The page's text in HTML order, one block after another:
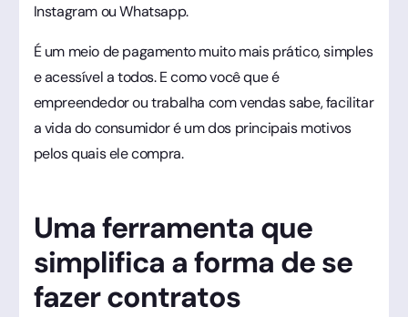
Instagram ou Whatsapp.
É um meio de pagamento muito mais prático, simples
e acessível a todos. E como você que é
empreendedor ou trabalha com vendas sabe, facilitar
a vida do consumidor é um dos principais motivos
pelos quais ele compra.
Uma ferramenta que
simplifica a forma de se
fazer contratos